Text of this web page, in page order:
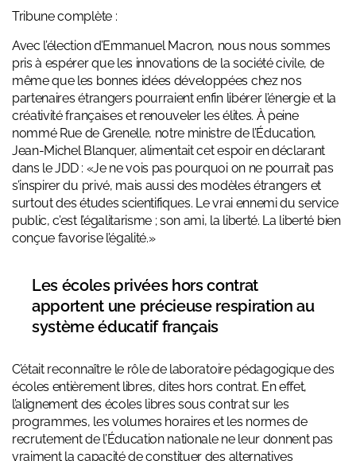
Tribune complète :
Avec l’élection d’Emmanuel Macron, nous nous sommes
pris à espérer que les innovations de la société civile, de
même que les bonnes idées développées chez nos
partenaires étrangers pourraient enfin libérer l’énergie et la
créativité françaises et renouveler les élites. À peine
nommé Rue de Grenelle, notre ministre de l’Éducation,
Jean-Michel Blanquer, alimentait cet espoir en déclarant
dans le JDD : «Je ne vois pas pourquoi on ne pourrait pas
s’inspirer du privé, mais aussi des modèles étrangers et
surtout des études scientifiques. Le vrai ennemi du service
public, c’est l’égalitarisme ; son ami, la liberté. La liberté bien
conçue favorise l’égalité.»
Les écoles privées hors contrat
apportent une précieuse respiration au
système éducatif français
C’étaitreconnaître le rôle de laboratoire pédagogique des
écoles entièrement libres, dites hors contrat. En effet,
l’alignement des écoles libres sous contrat sur les
programmes, les volumes horaires et les normes de
recrutement de l’Éducation nationale ne leur donnent pas
vraiment la capacité de constituer des alternatives